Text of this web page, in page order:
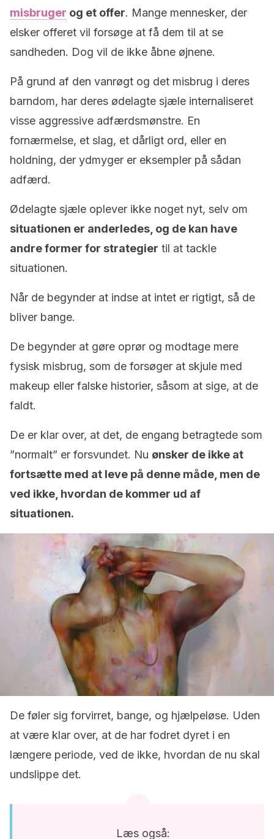
misbruger og et offer. Mange mennesker, der
elsker offeret vil forsøge at få dem til at se
sandheden. Dog vil de ikke åbne øjnene.
På grund af den vanrøgt og det misbrug i deres
barndom, har deres ødelagte sjæle internaliseret
visse aggressive adfærdsmønstre. En
fornærmelse, et slag, et dårligt ord, eller en
holdning, der ydmyger er eksempler på sådan
adfærd.
Ødelagte sjæle oplever ikke noget nyt, selv om
situationen er anderledes, og de kan have
andre former for strategier til at tackle
situationen.
Når de begynder at indse at intet er rigtigt, så de
bliver bange.
De begynder at gøre oprør og modtage mere
fysisk misbrug, som de forsøger at skjule med
makeup eller falske historier, såsom at sige, at de
faldt.
De er klar over, at det, de engang betragtede som
”normalt” er forsvundet. Nu ønsker de ikke at
fortsætte med at leve på denne måde, men de
ved ikke, hvordan de kommer ud af
situationen.
De føler sig forvirret, bange, og hjælpeløse. Uden
at være klar over, at de har fodret dyret i en
længere periode, ved de ikke, hvordan de nu skal
undslippe det.
Læs også: